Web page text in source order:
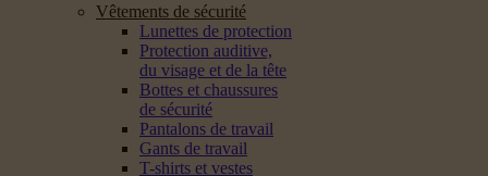
Vêtements de sécurité
Lunettes de protection
Protection auditive,
du visage et de la tête
Bottes et chaussures
de sécurité
Pantalons de travail
Gants de travail
T-shirts et vestes